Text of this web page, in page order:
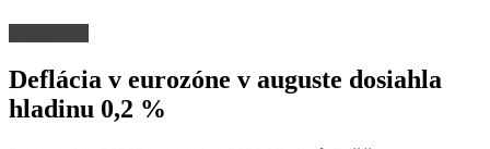
Deflácia v eurozóne v auguste dosiahla
hladinu 0,2 %